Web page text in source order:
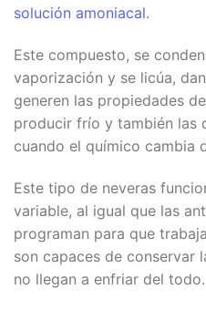
solución amoniacal.
Este compuesto, se
vaporización y se licúa,
generen las propiedades
producir frío y también las
cuando el químico cambia
Este tipo de neveras
variable, al igual que las
programan para que
son capaces de conservar
no llegan a enfriar del todo.